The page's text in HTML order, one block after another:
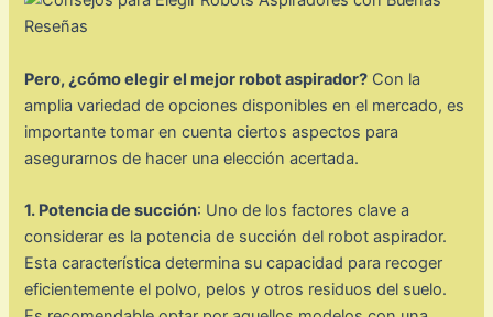
Pero, ¿cómo elegir el mejor robot aspirador? Con la
amplia variedad de opciones disponibles en el mercado, es
importante tomar en cuenta ciertos aspectos para
asegurarnos de hacer una elección acertada.
1. Potencia de succión: Uno de los factores clave a
considerar es la potencia de succión del robot aspirador.
Esta característica determina su capacidad para recoger
eficientemente el polvo, pelos y otros residuos del suelo.